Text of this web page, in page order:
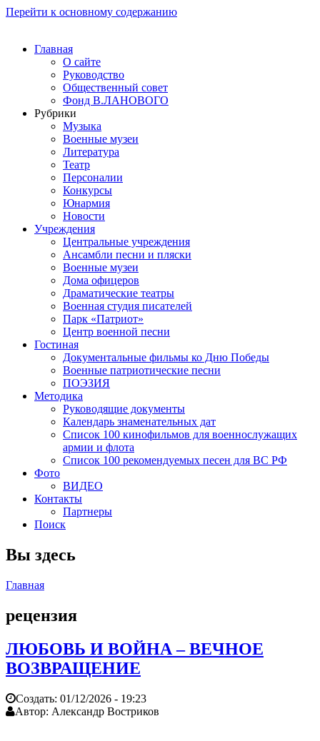
Перейти к основному содержанию
Главная
О сайте
Руководство
Общественный совет
Фонд В.ЛАНОВОГО
Рубрики
Музыка
Военные музеи
Литература
Театр
Персоналии
Конкурсы
Юнармия
Новости
Учреждения
Центральные учреждения
Ансамбли песни и пляски
Военные музеи
Дома офицеров
Драматические театры
Военная студия писателей
Парк «Патриот»
Центр военной песни
Гостиная
Документальные фильмы ко Дню Победы
Военные патриотические песни
ПОЭЗИЯ
Методика
Руководящие документы
Календарь знаменательных дат
Список 100 кинофильмов для военнослужащих
армии и флота
Список 100 рекомендуемых песен для ВС РФ
Фото
ВИДЕО
Контакты
Партнеры
Поиск
Вы здесь
Главная
рецензия
ЛЮБОВЬ И ВОЙНА – ВЕЧНОЕ
ВОЗВРАЩЕНИЕ
Создать: 01/12/2026 - 19:23
Автор: Александр Востриков